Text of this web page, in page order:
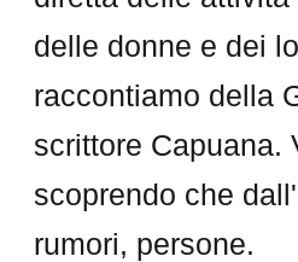
delle donne e dei
raccontiamo della
scrittore Capuana.
scoprendo che
rumori, persone.